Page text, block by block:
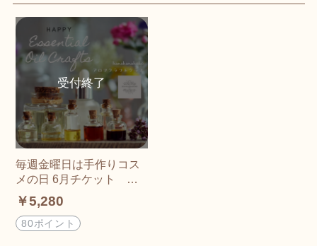
毎週金曜日は手作りコス
メの日 6月チケット コ
スメ：3色アイシャドウ／
スキンケア：化粧水と美
容液
￥5,280
80ポイント